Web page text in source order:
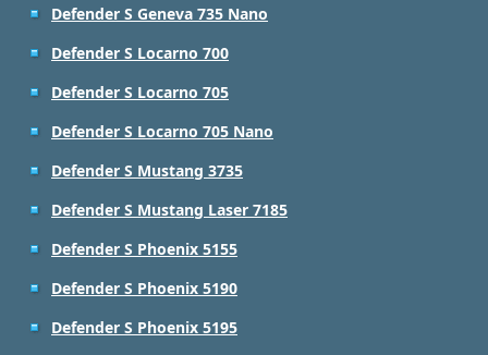
Defender S Geneva 735 Nano
Defender S Locarno 700
Defender S Locarno 705
Defender S Locarno 705 Nano
Defender S Mustang 3735
Defender S Mustang Laser 7185
Defender S Phoenix 5155
Defender S Phoenix 5190
Defender S Phoenix 5195